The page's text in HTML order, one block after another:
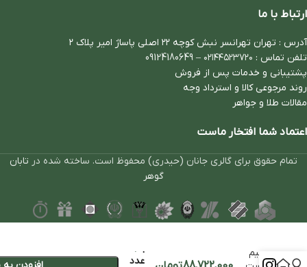
ارتباط با ما
آدرس : تهران تهرانسر نبش کوچه ۲۲ اصلی پاساژ امیر پلاک ۲
تلفن تماس : ۰۲۱۴۴۵۲۳۷۲۰ –
09124180649
پشتیبانی و خدمات پس از فروش
روند مرجوعی کالا و استرداد وجه
مقالات طلا و جواهر
اعتماد شما افتخار ماست
تمام حقوق برای گالری جانان (حیدری) محفوظ است. ساخته شده در تابان
گوهر
نیم
1
عدد